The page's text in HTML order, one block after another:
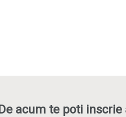
De acum te poti